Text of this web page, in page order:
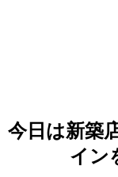
今日は新築
イン